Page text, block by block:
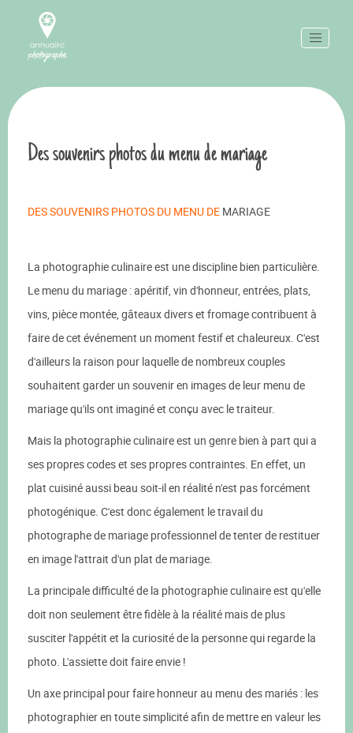
Des souvenirs photos du menu de mariage
DES SOUVENIRS PHOTOS DU MENU DE MARIAGE
La photographie culinaire est une discipline bien particulière.
Le menu du mariage : apéritif, vin d'honneur, entrées, plats,
vins, pièce montée, gâteaux divers et fromage contribuent à
faire de cet événement un moment festif et chaleureux. C'est
d'ailleurs la raison pour laquelle de nombreux couples
souhaitent garder un souvenir en images de leur menu de
mariage qu'ils ont imaginé et conçu avec le traiteur.
Mais la photographie culinaire est un genre bien à part qui a
ses propres codes et ses propres contraintes. En effet, un
plat cuisiné aussi beau soit-il en réalité n'est pas forcément
photogénique. C'est donc également le travail du
photographe de mariage professionnel de tenter de restituer
en image l'attrait d'un plat de mariage.
La principale difficulté de la photographie culinaire est qu'elle
doit non seulement être fidèle à la réalité mais de plus
susciter l'appétit et la curiosité de la personne qui regarde la
photo. L'assiette doit faire envie !
Un axe principal pour faire honneur au menu des mariés : les
photographier en toute simplicité afin de mettre en valeur les